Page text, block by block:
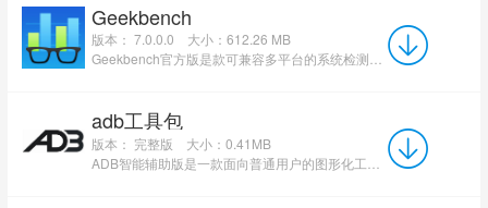
Geekbench
版本： 7.0.0.0
大小：612.26 MB
Geekbench官方版是款可兼容多平台的系统检测工具。Geekbench(性能测试)主要可以考察CPU和内存系统的运算...
adb工具包
版本： 完整版
大小：0.41MB